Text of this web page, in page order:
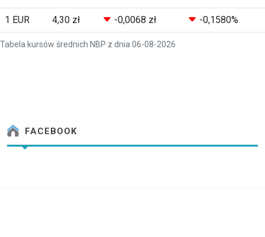
Tabela kursów średnich NBP z dnia 06-08-2026
1 EUR 4,30 zł -0,0068 zł -0,1580%
FACEBOOK